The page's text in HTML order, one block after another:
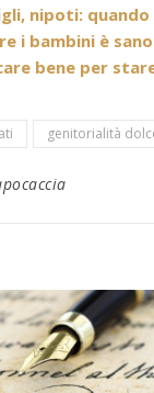
nipoti:
i bambini è sano
bene per
genitorialità